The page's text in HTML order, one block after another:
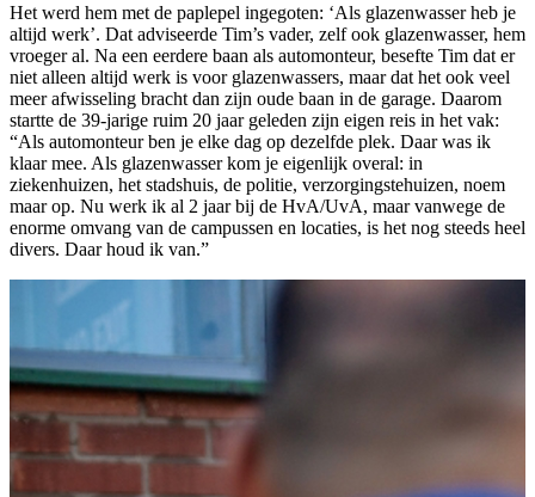
Het werd hem met de paplepel ingegoten: ‘Als glazenwasser heb je
altijd werk’. Dat adviseerde Tim’s vader, zelf ook glazenwasser, hem
vroeger al. Na een eerdere baan als automonteur, besefte Tim dat er
niet alleen altijd werk is voor glazenwassers, maar dat het ook veel
meer afwisseling bracht dan zijn oude baan in de garage. Daarom
startte de 39-jarige ruim 20 jaar geleden zijn eigen reis in het vak:
“Als automonteur ben je elke dag op dezelfde plek. Daar was ik
klaar mee. Als glazenwasser kom je eigenlijk overal: in
ziekenhuizen, het stadshuis, de politie, verzorgingstehuizen, noem
maar op. Nu werk ik al 2 jaar bij de HvA/UvA, maar vanwege de
enorme omvang van de campussen en locaties, is het nog steeds heel
divers. Daar houd ik van.”